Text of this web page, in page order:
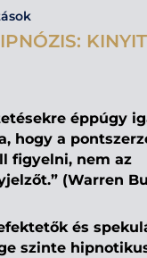
éppúgy
hogy a
figyelni, nem az
(Warren
és
szinte